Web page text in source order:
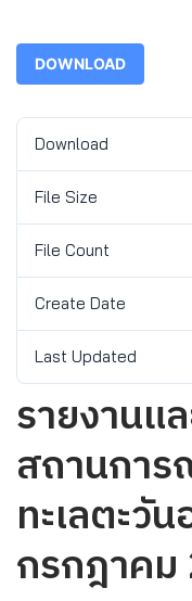
DOWNLOAD
Download
File Size
File Count
Create Date
Last Updated
รายงานแ
สถานกา
ทะเลตะวั
กรกฎาค